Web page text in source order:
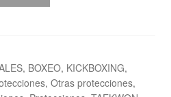
, BOXEO, KICKBOXING,
, Otras protecciones,